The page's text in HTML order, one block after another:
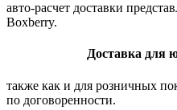
авто-расчет доставки
Boxberry.
Доставка для
также как и для розничных
по договоренности.